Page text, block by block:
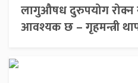
लागुऔषध दुरुपयोग रोक्न
आवश्यक छ – गृहमन्त्री